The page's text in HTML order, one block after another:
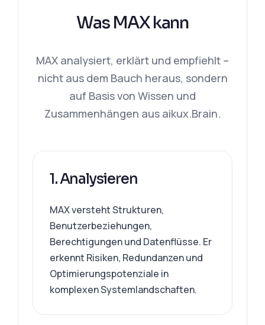
Was MAX kann
MAX analysiert, erklärt und empfiehlt –
nicht aus dem Bauch heraus, sondern
auf Basis von Wissen und
Zusammenhängen aus aikux.Brain.
1. Analysieren
MAX versteht Strukturen,
Benutzerbeziehungen,
Berechtigungen und Datenflüsse. Er
erkennt Risiken, Redundanzen und
Optimierungspotenziale in
komplexen Systemlandschaften.